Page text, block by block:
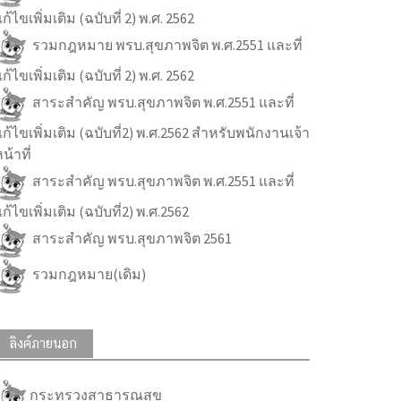
ไขเพิ่มเติม (ฉบับที่ 2) พ.ศ. 2562
รวมกฎหมาย พรบ.สุขภาพจิต พ.ศ.2551 และที่
ไขเพิ่มเติม (ฉบับที่ 2) พ.ศ. 2562
สาระสำคัญ พรบ.สุขภาพจิต พ.ศ.2551 และที่
ไขเพิ่มเติม (ฉบับที่2) พ.ศ.2562 สำหรับพนักงานเจ้า
น้าที่
สาระสำคัญ พรบ.สุขภาพจิต พ.ศ.2551 และที่
ไขเพิ่มเติม (ฉบับที่2) พ.ศ.2562
สาระสำคัญ พรบ.สุขภาพจิต 2561
รวมกฎหมาย(เดิม)
ลิงค์ภายนอก
กระทรวงสาธารณสุข